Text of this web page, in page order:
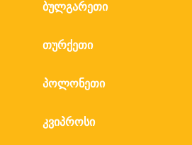
ბულგარეთი
თურქეთი
პოლონეთი
კვიპროსი